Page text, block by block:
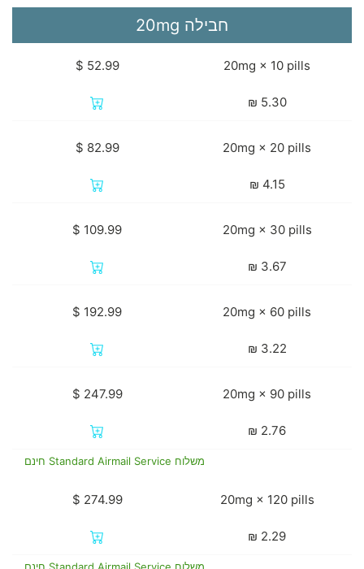
חבילה
20mg × 10 pills
‏52.99 ‏$
5.30
₪
20mg × 20 pills
‏82.99 ‏$
4.15
₪
20mg × 30 pills
3.67
₪
20mg × 60 pills
3.22
₪
20mg × 90 pills
‏247.99 ‏$
2.76
₪
משלוח Standard Airmail Service חינם
20mg × 120 pills
‏274.99 ‏$
2.29
₪